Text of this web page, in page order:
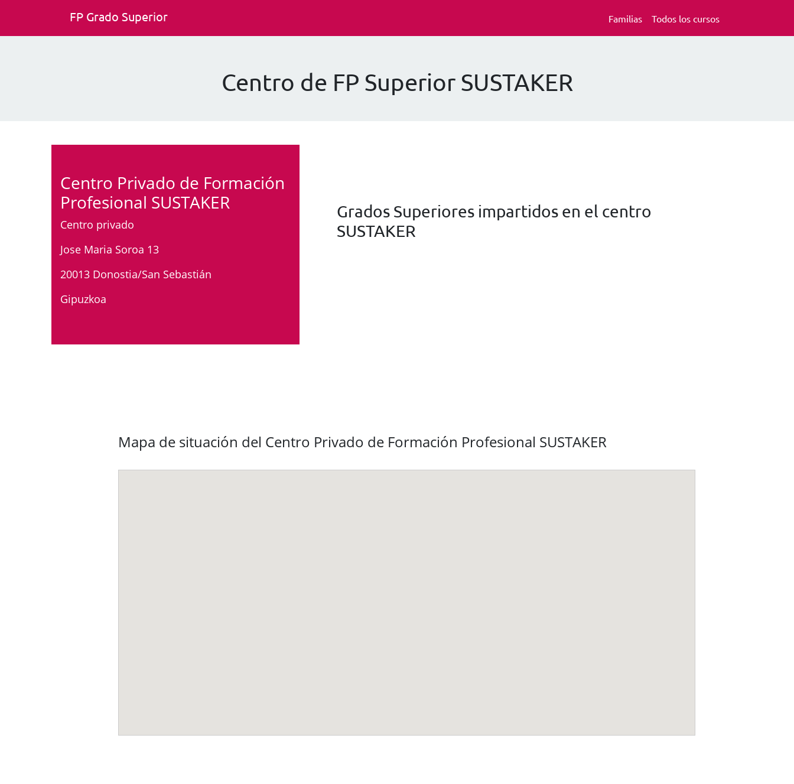
FP Grado Superior Familias Todos los cursos
Centro de FP Superior SUSTAKER
Centro Privado de Formación
Profesional SUSTAKER
Centro privado
Jose Maria Soroa 13
20013 Donostia/San Sebastián
Gipuzkoa
Grados Superiores impartidos en el centro
SUSTAKER
Mapa de situación del Centro Privado de Formación Profesional SUSTAKER